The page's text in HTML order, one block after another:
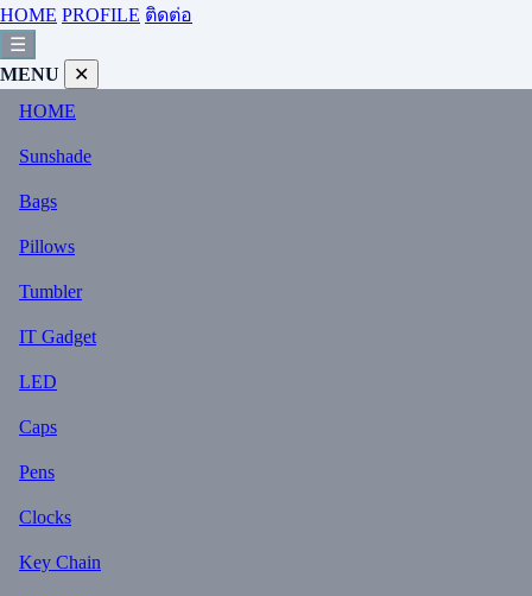
HOME PROFILE ติดต่อ
☰
MENU
✕
HOME
Sunshade
Bags
Pillows
Tumbler
IT Gadget
LED
Caps
Pens
Clocks
Key Chain